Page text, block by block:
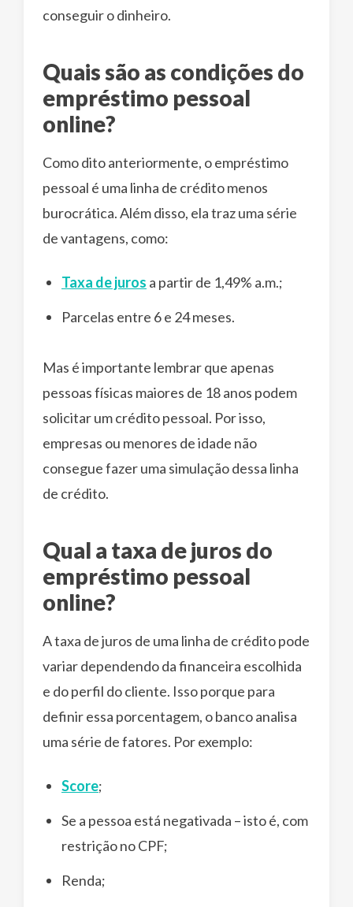
conseguir o dinheiro.
Quais são as condições do
empréstimo pessoal
online?
Como dito anteriormente, o empréstimo
pessoal é uma linha de crédito menos
burocrática. Além disso, ela traz uma série
de vantagens, como:
Taxa de juros a partir de 1,49% a.m.;
Parcelas entre 6 e 24 meses.
Mas é importante lembrar que apenas
pessoas físicas maiores de 18 anos podem
solicitar um crédito pessoal. Por isso,
empresas ou menores de idade não
consegue fazer uma simulação dessa linha
de crédito.
Qual a taxa de juros do
empréstimo pessoal
online?
A taxa de juros de uma linha de crédito pode
variar dependendo da financeira escolhida
e do perfil do cliente. Isso porque para
definir essa porcentagem, o banco analisa
uma série de fatores. Por exemplo:
Score;
Se a pessoa está negativada – isto é, com
restrição no CPF;
Renda;